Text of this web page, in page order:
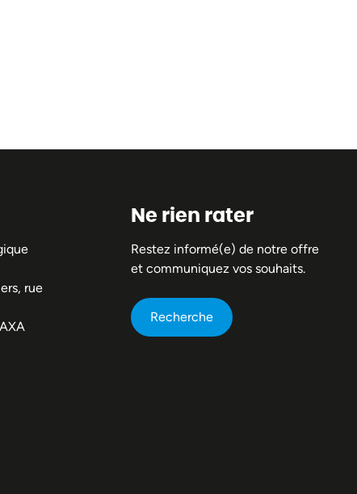
rue
Ne rien rater
Restez informé(e) de notre offre
et communiquez vos souhaits.
Recherche